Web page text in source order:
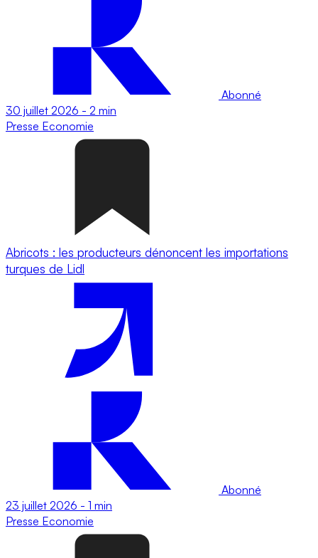
Abonné
30 juillet 2026 - 2 min
Presse Economie
Abricots : les producteurs dénoncent les importations
turques de Lidl
Abonné
23 juillet 2026 - 1 min
Presse Economie